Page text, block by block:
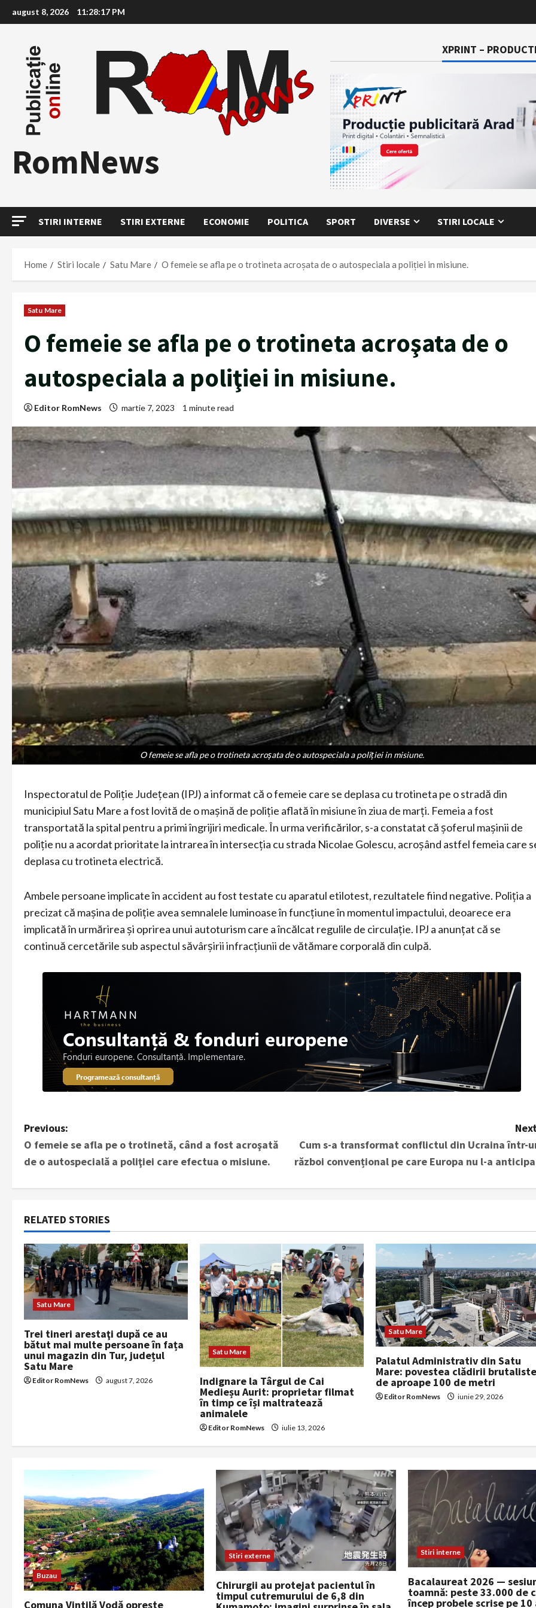
to
august 8, 2026 11:28:18 PM
RomNews
XPRINT –
STIRI INTERNE STIRI EXTERNE ECONOMIE POLITICA SPORT DIVERSE STIRI LOCALE
Home Stiri locale Satu Mare O femeie se afla pe o trotineta acroşata de o autospeciala a poliţiei in misiune.
Satu Mare
O femeie se afla pe o trotineta acroşata de o
autospeciala a poliţiei in misiune.
Editor RomNews martie 7, 2023 1 minute read
O femeie se afla pe o trotineta acroşata de o autospeciala a poliţiei in misiune.
O femeie se afla pe o trotineta acroşata de o autospeciala a poliţiei in misiune.
Inspectoratul de Poliţie Judeţean (IPJ) a informat că o femeie care se deplasa cu trotineta pe o stradă din
municipiul Satu Mare a fost lovită de o maşină de poliţie aflată în misiune în ziua de marţi. Femeia a fost
transportată la spital pentru a primi îngrijiri medicale. În urma verificărilor, s-a constatat că şoferul maşinii de
poliţie nu a acordat prioritate la intrarea în intersecţia cu strada Nicolae Golescu, acroşând astfel femeia care
deplasa cu trotineta electrică.
Ambele persoane implicate în accident au fost testate cu aparatul etilotest, rezultatele fiind negative. Poliţia a
precizat că maşina de poliţie avea semnalele luminoase în funcţiune în momentul impactului, deoarece era
implicată în urmărirea şi oprirea unui autoturism care a încălcat regulile de circulaţie. IPJ a anunţat că se
continuă cercetările sub aspectul săvârşirii infracţiunii de vătămare corporală din culpă.
P
o
s
n
a
v
i
g
a
t
Previous:
O femeie se afla pe o trotinetă, când a fost acroşată
de o autospecială a poliţiei care efectua o misiune.
Cum s-a transformat conflictul din Ucraina într-
război convențional pe care Europa nu l-a
RELATED STORIES
Satu Mare
Trei tineri arestaţi după ce au
bătut mai multe persoane în fața
unui magazin din Tur, județul
Satu Mare
Editor RomNews august 7, 2026
Satu Mare
Indignare la Târgul de Cai
Medieșu Aurit: proprietar filmat
în timp ce își maltratează
animalele
Editor RomNews iulie 13, 2026
Satu Mare
Palatul Administrativ din Satu
Mare: povestea clădirii
de aproape 100 de metri
Editor RomNews iunie 29, 2026
Buzau
Comuna Vintilă Vodă oprește
Stiri externe
Chirurgii au protejat pacientul în
timpul cutremurului de 6,8 din
Stiri interne
Bacalaureat 2026 —
toamnă: peste 33.000 de
încep probele scrise pe